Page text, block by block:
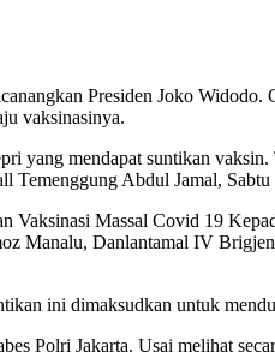
Presiden Joko Widodo.
vaksinasinya.
yang mendapat suntikan
Temenggung Abdul Jamal, Sabtu
Massal Covid 19
Manalu, Danlantamal IV
ini dimaksudkan untuk
Polri Jakarta. Usai melihat